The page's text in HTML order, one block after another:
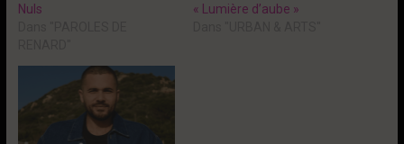
Nuls
« Lumière d’aube »